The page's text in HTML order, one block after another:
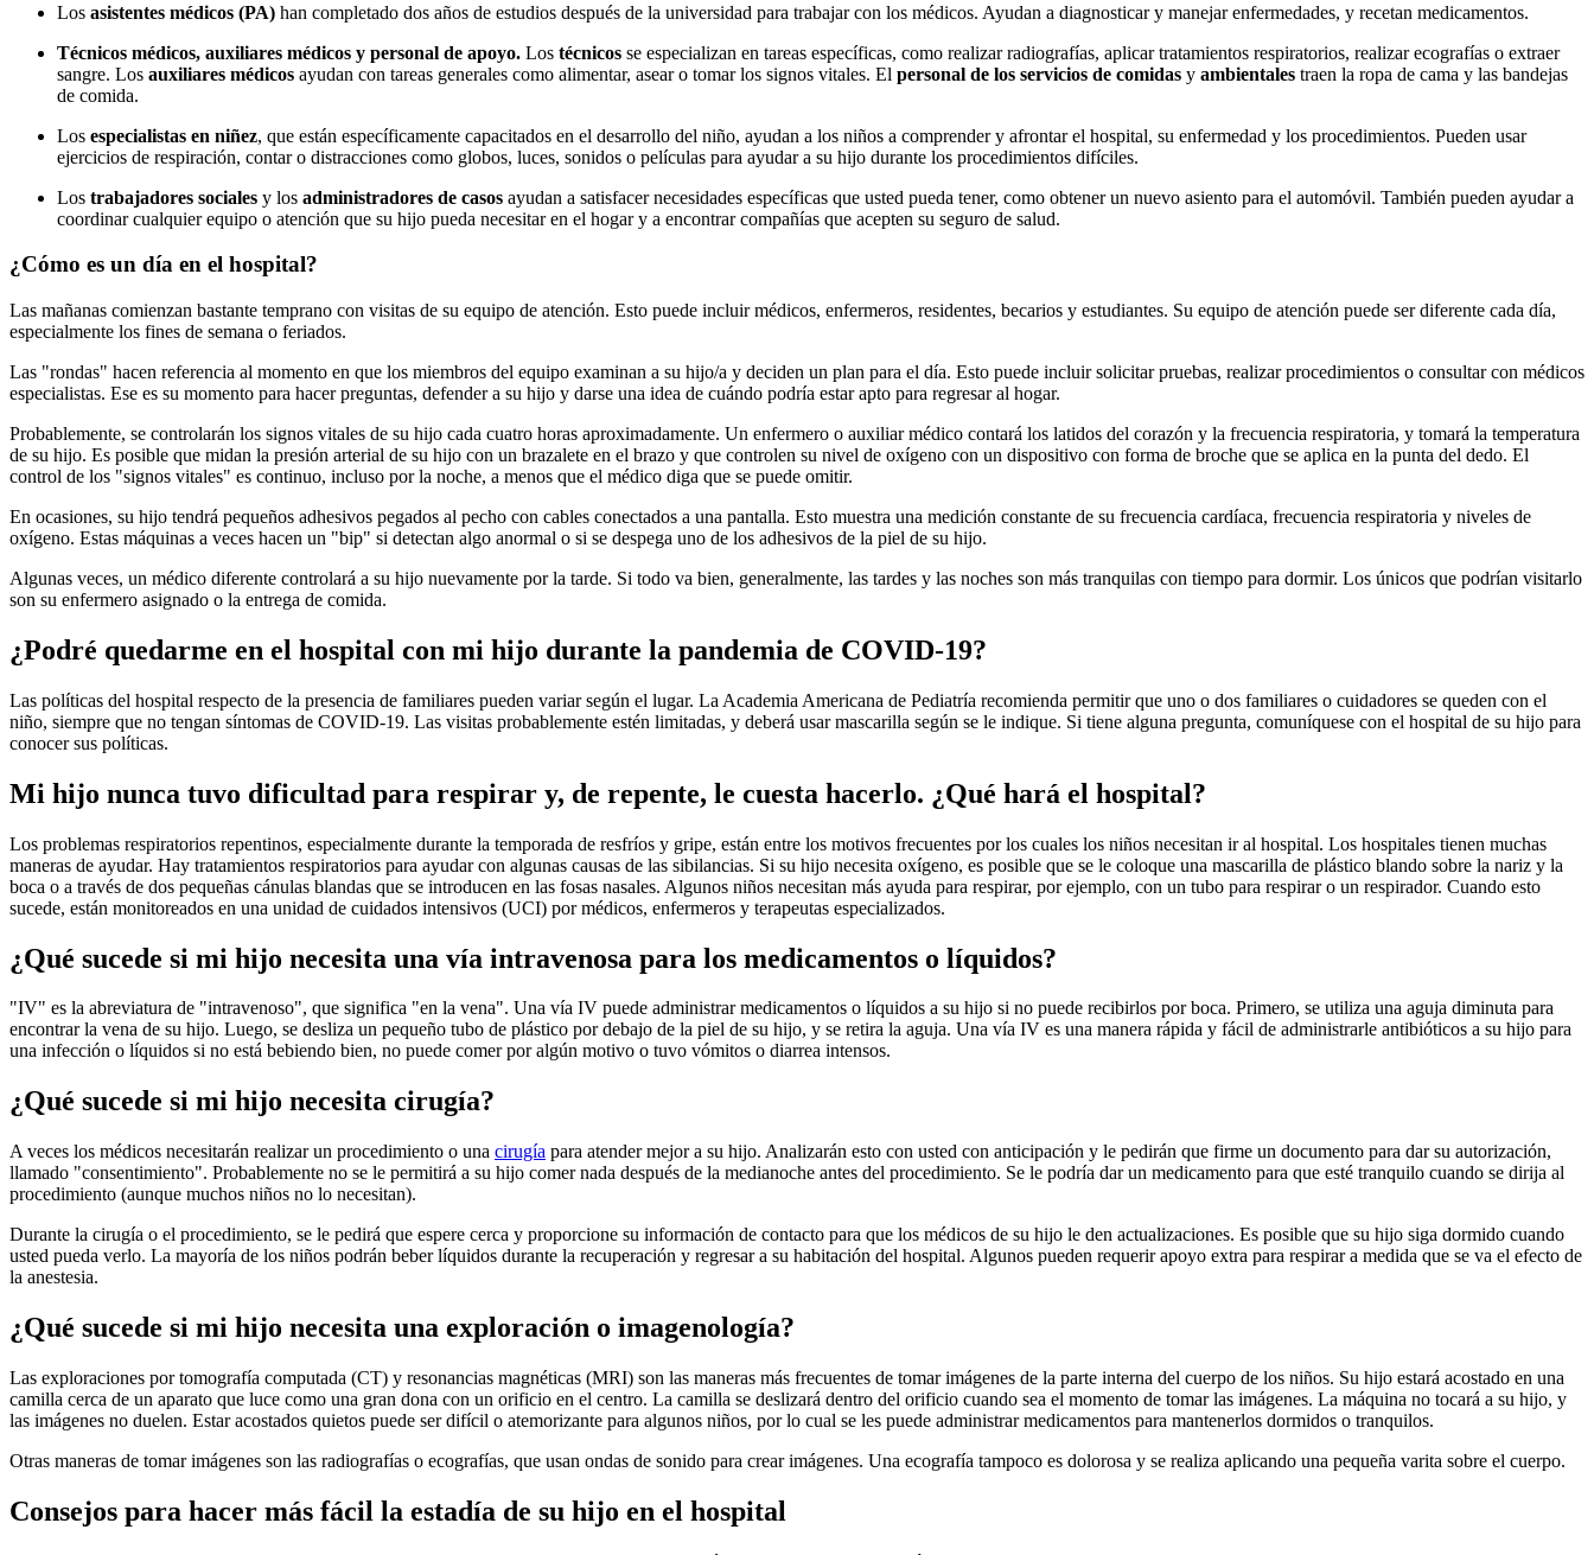
Los asistentes médicos (PA) han completado dos años de estudios después de la universidad para trabajar con los médicos. Ayudan a diagnosticar y manejar enfermedades, y recetan medicamentos.
Técnicos médicos, auxiliares médicos y personal de apoyo. Los técnicos se especializan en tareas específicas, como realizar radiografías, aplicar tratamientos respiratorios, realizar ecografías o extraer
sangre. Los auxiliares médicos ayudan con tareas generales como alimentar, asear o tomar los signos vitales. El personal de los servicios de comidas y ambientales traen la ropa de cama y las bandejas
de comida.
Los especialistas en niñez, que están específicamente capacitados en el desarrollo del niño, ayudan a los niños a comprender y afrontar el hospital, su enfermedad y los procedimientos. Pueden usar
ejercicios de respiración, contar o distracciones como globos, luces, sonidos o películas para ayudar a su hijo durante los procedimientos difíciles.
Los trabajadores sociales y los administradores de casos ayudan a satisfacer necesidades específicas que usted pueda tener, como obtener un nuevo asiento para el automóvil. También pueden ayudar a
coordinar cualquier equipo o atención que su hijo pueda necesitar en el hogar y a encontrar compañías que acepten su seguro de salud.
¿Cómo es un día en el hospital?
Las mañanas comienzan bastante temprano con visitas de su equipo de atención. Esto puede incluir médicos, enfermeros, residentes, becarios y estudiantes. Su equipo de atención puede ser diferente cada día,
especialmente los fines de semana o feriados.
Las "rondas" hacen referencia al momento en que los miembros del equipo examinan a su hijo/a y deciden un plan para el día. Esto puede incluir solicitar pruebas, realizar procedimientos o consultar con médicos
especialistas. Ese es su momento para hacer preguntas, defender a su hijo y darse una idea de cuándo podría estar apto para regresar al hogar.
Probablemente, se controlarán los signos vitales de su hijo cada cuatro horas aproximadamente. Un enfermero o auxiliar médico contará los latidos del corazón y la frecuencia respiratoria, y tomará la temperatura
de su hijo. Es posible que midan la presión arterial de su hijo con un brazalete en el brazo y que controlen su nivel de oxígeno con un dispositivo con forma de broche que se aplica en la punta del dedo. El
control de los "signos vitales" es continuo, incluso por la noche, a menos que el médico diga que se puede omitir.
En ocasiones, su hijo tendrá pequeños adhesivos pegados al pecho con cables conectados a una pantalla. Esto muestra una medición constante de su frecuencia cardíaca, frecuencia respiratoria y niveles de
oxígeno. Estas máquinas a veces hacen un "bip" si detectan algo anormal o si se despega uno de los adhesivos de la piel de su hijo.
Algunas veces, un médico diferente controlará a su hijo nuevamente por la tarde. Si todo va bien, generalmente, las tardes y las noches son más tranquilas con tiempo para dormir. Los únicos que podrían visitarlo
son su enfermero asignado o la entrega de comida.
¿Podré quedarme en el hospital con mi hijo durante la pandemia de COVID-19?
Las políticas del hospital respecto de la presencia de familiares pueden variar según el lugar. La Academia Americana de Pediatría recomienda permitir que uno o dos familiares o cuidadores se queden con el
niño, siempre que no tengan síntomas de COVID-19. Las visitas probablemente estén limitadas, y deberá usar mascarilla según se le indique. Si tiene alguna pregunta, comuníquese con el hospital de su hijo para
conocer sus políticas.
Mi hijo nunca tuvo dificultad para respirar y, de repente, le cuesta hacerlo. ¿Qué hará el hospital?
Los problemas respiratorios repentinos, especialmente durante la temporada de resfríos y gripe, están entre los motivos frecuentes por los cuales los niños necesitan ir al hospital. Los hospitales tienen muchas
maneras de ayudar. Hay tratamientos respiratorios para ayudar con algunas causas de las sibilancias. Si su hijo necesita oxígeno, es posible que se le coloque una mascarilla de plástico blando sobre la nariz y la
boca o a través de dos pequeñas cánulas blandas que se introducen en las fosas nasales. Algunos niños necesitan más ayuda para respirar, por ejemplo, con un tubo para respirar o un respirador. Cuando esto
sucede, están monitoreados en una unidad de cuidados intensivos (UCI) por médicos, enfermeros y terapeutas especializados.
¿Qué sucede si mi hijo necesita una vía intravenosa para los medicamentos o líquidos?
"IV" es la abreviatura de "intravenoso", que significa "en la vena". Una vía IV puede administrar medicamentos o líquidos a su hijo si no puede recibirlos por boca. Primero, se utiliza una aguja diminuta para
encontrar la vena de su hijo. Luego, se desliza un pequeño tubo de plástico por debajo de la piel de su hijo, y se retira la aguja. Una vía IV es una manera rápida y fácil de administrarle antibióticos a su hijo para
una infección o líquidos si no está bebiendo bien, no puede comer por algún motivo o tuvo vómitos o diarrea intensos.
¿Qué sucede si mi hijo necesita cirugía?
A veces los médicos necesitarán realizar un procedimiento o una cirugía para atender mejor a su hijo. Analizarán esto con usted con anticipación y le pedirán que firme un documento para dar su autorización,
llamado "consentimiento". Probablemente no se le permitirá a su hijo comer nada después de la medianoche antes del procedimiento. Se le podría dar un medicamento para que esté tranquilo cuando se dirija al
procedimiento (aunque muchos niños no lo necesitan).
Durante la cirugía o el procedimiento, se le pedirá que espere cerca y proporcione su información de contacto para que los médicos de su hijo le den actualizaciones. Es posible que su hijo siga dormido cuando
usted pueda verlo. La mayoría de los niños podrán beber líquidos durante la recuperación y regresar a su habitación del hospital. Algunos pueden requerir apoyo extra para respirar a medida que se va el efecto de
la anestesia.
¿Qué sucede si mi hijo necesita una exploración o imagenología?
Las exploraciones por tomografía computada (CT) y resonancias magnéticas (MRI) son las maneras más frecuentes de tomar imágenes de la parte interna del cuerpo de los niños. Su hijo estará acostado en una
camilla cerca de un aparato que luce como una gran dona con un orificio en el centro. La camilla se deslizará dentro del orificio cuando sea el momento de tomar las imágenes. La máquina no tocará a su hijo, y
las imágenes no duelen. Estar acostados quietos puede ser difícil o atemorizante para algunos niños, por lo cual se les puede administrar medicamentos para mantenerlos dormidos o tranquilos.
Otras maneras de tomar imágenes son las radiografías o ecografías, que usan ondas de sonido para crear imágenes. Una ecografía tampoco es dolorosa y se realiza aplicando una pequeña varita sobre el cuerpo.
Consejos para hacer más fácil la estadía de su hijo en el hospital